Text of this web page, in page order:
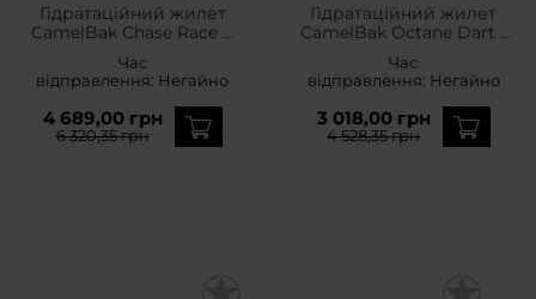
Гідратаційний жилет
CamelBak Chase Race 4
Час
відправлення: Негайно
4 689,00 грн
6 320,35 грн
Гідратаційний жилет
CamelBak Octane Dart -
Час
відправлення: Негайно
3 018,00 грн
4 528,35 грн